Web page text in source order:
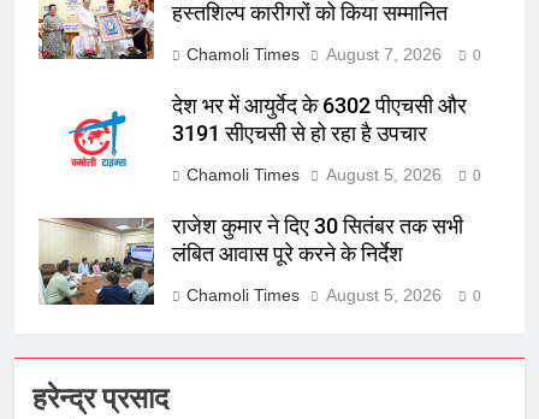
हस्तशिल्प कारीगरों को किया सम्मानित
Chamoli Times August 7, 2026 0
देश भर में आयुर्वेद के 6302 पीएचसी और
3191 सीएचसी से हो रहा है उपचार
Chamoli Times August 5, 2026 0
राजेश कुमार ने दिए 30 सितंबर तक सभी
लंबित आवास पूरे करने के निर्देश
Chamoli Times August 5, 2026 0
हरेन्द्र प्रसाद